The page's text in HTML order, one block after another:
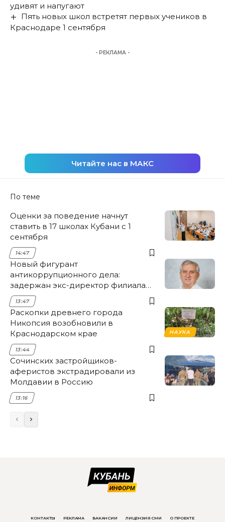
удивят и напугают
Пять новых школ встретят первых учеников в
Краснодаре 1 сентября
- РЕКЛАМА -
Читайте нас в МАКС
По теме
Оценки за поведение начнут
ставить в 17 школах Кубани с 1
сентября
14:47
Новый фигурант
антикоррупционного дела:
задержан экс-директор филиала
НЭСК Крымска
13:47
НАУКА
Раскопки древнего города
Никопсия возобновили в
Краснодарском крае
13:44
Сочинских застройщиков-
аферистов экстрадировали из
Молдавии в Россию
13:16
КОНТАКТЫ РЕКЛАМА ВАКАНСИИ ЛИЦЕНЗИЯ СМИ О ПРОЕКТЕ